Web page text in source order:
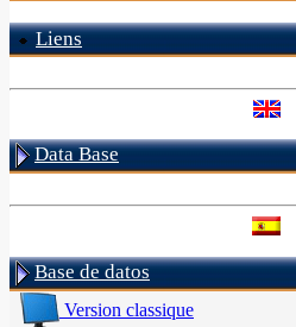
Liens
Data Base
Base de datos
Version classique